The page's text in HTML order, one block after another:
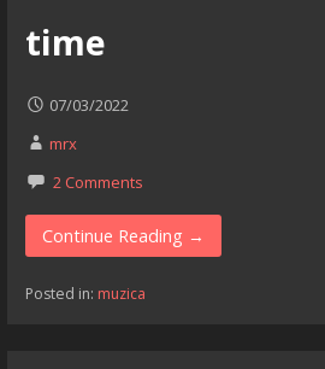
time
07/03/2022
mrx
2 Comments
Continue Reading →
Posted in: muzica